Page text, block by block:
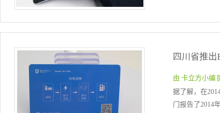
由 卡立方小编
据了解，在
门报告了2014